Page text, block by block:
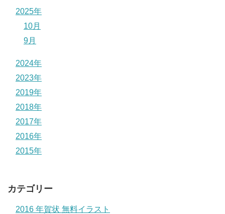
2025年
10月
9月
2024年
2023年
2019年
2018年
2017年
2016年
2015年
カテゴリー
2016 年賀状 無料イラスト